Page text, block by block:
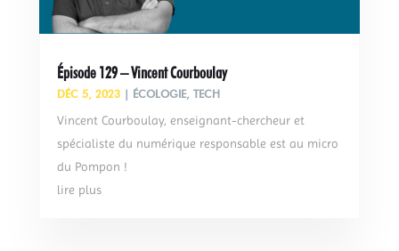
Épisode 129 – Vincent Courboulay
DÉC 5, 2023| ÉCOLOGIE, TECH
Vincent Courboulay, enseignant-chercheur et
spécialiste du numérique responsable est au micro
du Pompon !
lire plus